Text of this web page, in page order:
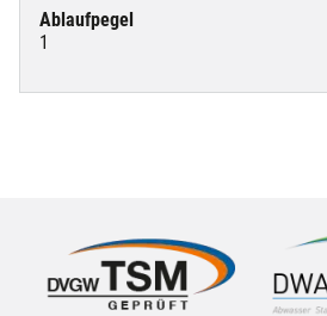
Ablaufpegel
1